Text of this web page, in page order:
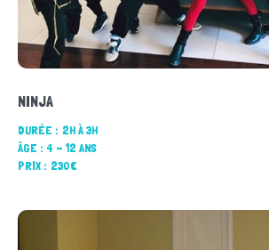
NINJA
DURÉE : 2H À 3H
ÂGE : 4 - 12 ANS
PRIX : 230€